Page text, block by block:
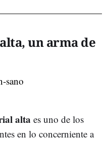
un arma de
alta es uno de los
en lo concerniente a